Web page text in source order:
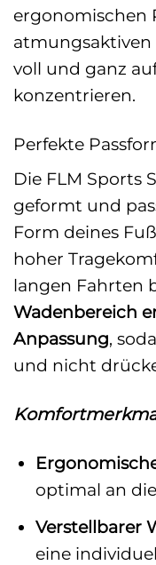
ergonomischen
voll und ganz
konzentrieren.
Perfekte
Die FLM Sports
geformt und
Form deines
hoher
langen Fahrten
Wadenbereich
Anpassung,
und nicht
optimal an
Verstellbarer
eine